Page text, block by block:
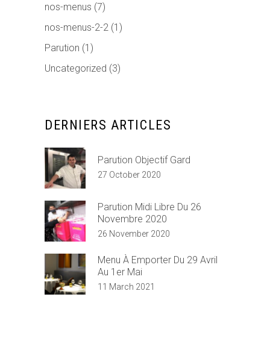
nos-menus (7)
nos-menus-2-2 (1)
Parution (1)
Uncategorized (3)
DERNIERS ARTICLES
Parution Objectif Gard
27 October 2020
Parution Midi Libre Du 26
Novembre 2020
26 November 2020
Menu À Emporter Du 29 Avril
Au 1er Mai
11 March 2021